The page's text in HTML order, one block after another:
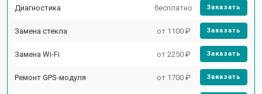
Диагностика бесплатно Заказать
Замена стекла от 1100 ₽ Заказать
Замена Wi-Fi от 2250 ₽ Заказать
Ремонт GPS-модуля от 1700 ₽ Заказать